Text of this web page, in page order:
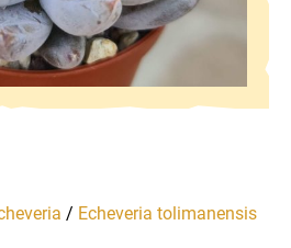
/ Echeveria tolimanensis